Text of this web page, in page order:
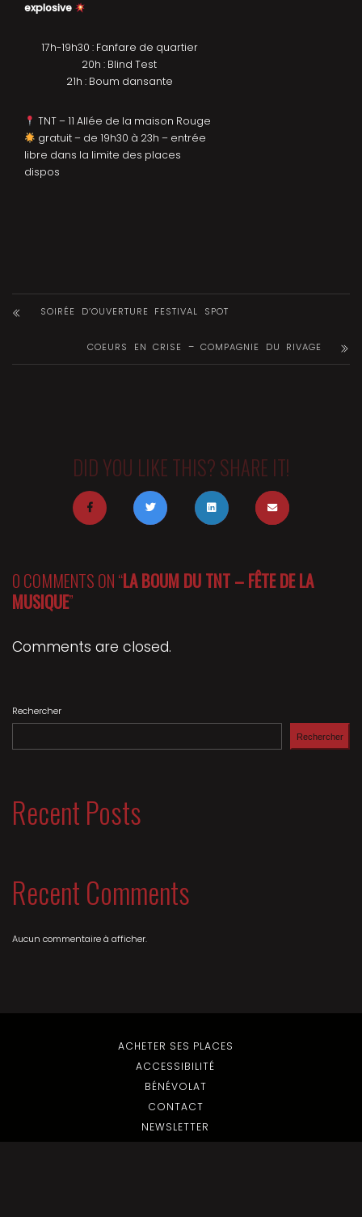
explosive
17h-19h30 : Fanfare de quartier
20h : Blind Test
21h : Boum dansante
TNT – 11 Allée de la maison Rouge
gratuit – de 19h30 à 23h – entrée
libre dans la limite des places
dispos
SOIRÉE D’OUVERTURE FESTIVAL SPOT
COEURS EN CRISE – COMPAGNIE DU RIVAGE
DID YOU LIKE THIS? SHARE IT!
0 COMMENTS ON “LA BOUM DU TNT – FÊTE DE LA
MUSIQUE”
Comments are closed.
Rechercher
Rechercher
Recent Posts
Recent Comments
Aucun commentaire à afficher.
ACHETER SES PLACES
ACCESSIBILITÉ
BÉNÉVOLAT
CONTACT
NEWSLETTER